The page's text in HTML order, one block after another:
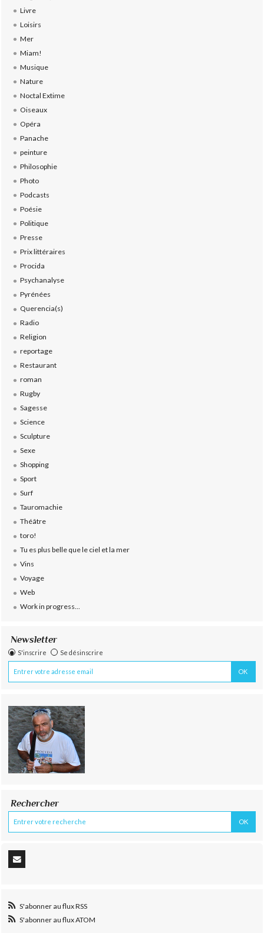
Livre
Loisirs
Mer
Miam!
Musique
Nature
Noctal Extime
Oiseaux
Opéra
Panache
peinture
Philosophie
Photo
Podcasts
Poésie
Politique
Presse
Prix littéraires
Procida
Psychanalyse
Pyrénées
Querencia(s)
Radio
Religion
reportage
Restaurant
roman
Rugby
Sagesse
Science
Sculpture
Sexe
Shopping
Sport
Surf
Tauromachie
Théâtre
toro!
Tu es plus belle que le ciel et la mer
Vins
Voyage
Web
Work in progress...
Newsletter
S'inscrire Se désinscrire
Rechercher
S'abonner au flux RSS
S'abonner au flux ATOM